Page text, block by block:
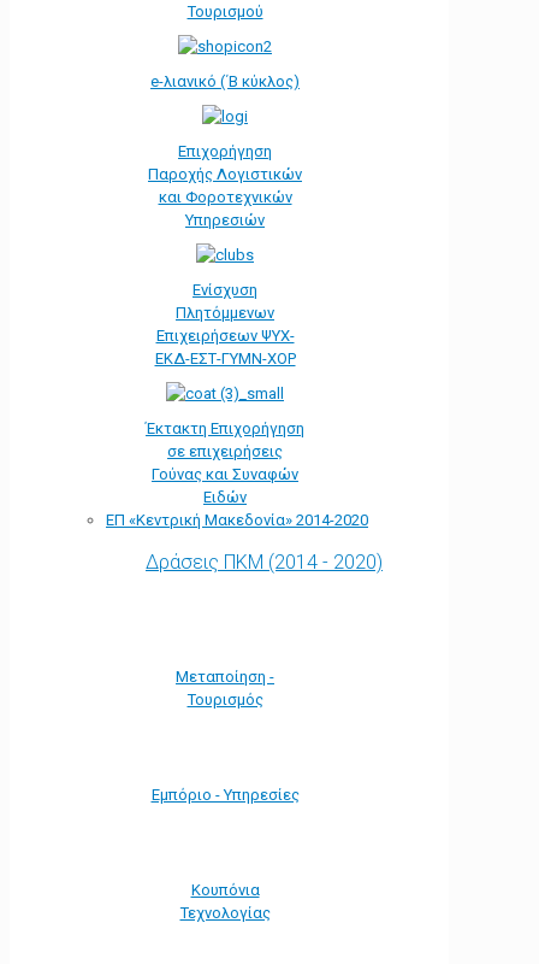
Τουρισμού
e-λιανικό (΄Β κύκλος)
Επιχορήγηση
Παροχής Λογιστικών
και Φοροτεχνικών
Υπηρεσιών
Ενίσχυση
Πλητόμμενων
Επιχειρήσεων ΨΥΧ-
ΕΚΔ-ΕΣΤ-ΓΥΜΝ-ΧΟΡ
Έκτακτη Επιχορήγηση
σε επιχειρήσεις
Γούνας και Συναφών
Ειδών
ΕΠ «Kεντρική Μακεδονία» 2014-2020
Δράσεις ΠΚΜ (2014 - 2020)
Μεταποίηση -
Τουρισμός
Εμπόριο - Υπηρεσίες
Κουπόνια
Τεχνολογίας